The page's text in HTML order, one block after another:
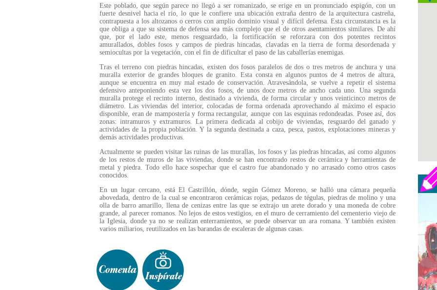
Este poblado, que según parece no llegó a ser romanizado, se erige en un pronunciado espigón, con un
fuerte desnivel hacia el río, lo que le confiere una ubicación extraña dentro de la arquitectura castreña,
contrapuesta a los altozanos o cerros con amplio dominio visual y difícil defensa. Esta circunstancia es la
que obliga a que su sistema de defensa sea más complejo que el de otros asentamientos similares. De ahí
que, por el lado este, menos resguardado, la fortificación se reforzara con dos potentes recintos
amurallados, dobles fosos y campos de piedras hincadas, clavadas en la tierra de forma desordenada y
semiocultas por la vegetación, con el fin de dificultar el paso de las caballerías enemigas.
Tras el terreno con piedras hincadas, existen dos fosos paralelos de dos o tres metros de anchura y una
muralla exterior de grandes bloques de granito. Esta consta en algunos puntos de 4 metros de altura,
aunque se encuentra en muy mal estado de conservación. Atravesándola, se vuelve a repetir el sistema
defensivo anteponiendo esta vez los dos fosos, de unos doce metros de ancho cada uno. Una segunda
muralla protege el recinto interno, destinado a vivienda, de forma circular y unos veinticinco metros de
diámetro. Las viviendas del interior, colocadas de forma ordenada aprovechando al máximo el espacio
disponible, eran de mampostería y forma rectangular, aunque con las esquinas redondeadas. Posee así, dos
zonas: intramuros y extramuros. La primera dedicada al cobijo de viviendas, resguardo del ganado y
actividades de la propia población. Y la segunda destinada a caza, pesca, pastos, explotaciones mineras y
demás actividades productivas.
Actualmente se pueden visitar las ruinas de las murallas, los fosos y las piedras hincadas, así como algunos
de los restos de muros de las viviendas, donde se han encontrado restos de cerámica y herramientas de
metal y piedra. Todo ello hace sospechar que el castro fue abandonado y no arrasado como otros casos
conocidos.
En un lugar cercano, está El Castrillón, dónde, según Gómez Moreno, se halló una cámara pequeña
abovedada, dentro de la cual se encontraron cerámicas rojas, pedazos de tégulas, piedras de molino y una
olla de barro amarillo, llena de cenizas entre las que se extrajo un arete dorado y una moneda de cobre
grande, al parecer romanos. No lejos de estos vestigios, en el muro de cerramiento del cementerio viejo de
la Iglesia, donde ya no se realizan enterramientos, se puede observar un ara romana. Y también existen
varios miliarios, reutilizados en las barandas de escaleras de algunas casas.